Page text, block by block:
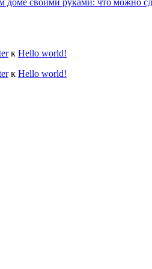
доме своими руками: что можно
к Hello world!
к Hello world!